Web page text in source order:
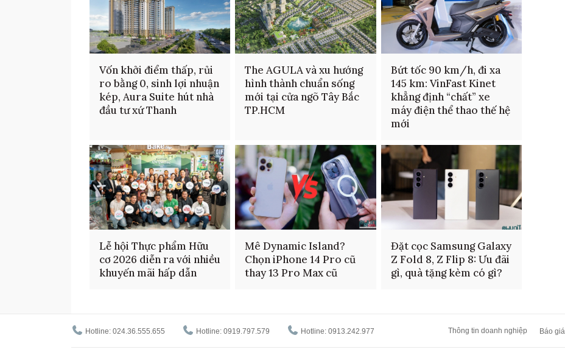
Vốn khởi điểm thấp, rủi
ro bằng 0, sinh lợi nhuận
kép, Aura Suite hút nhà
đầu tư xứ Thanh
The AGULA và xu hướng
hình thành chuẩn sống
mới tại cửa ngõ Tây Bắc
TP.HCM
Bứt tốc 90 km/h, đi xa
145 km: VinFast Kinet
khẳng định “chất” xe
máy điện thể thao thế hệ
mới
Lễ hội Thực phẩm Hữu
cơ 2026 diễn ra với nhiều
khuyến mãi hấp dẫn
Mê Dynamic Island?
Chọn iPhone 14 Pro cũ
thay 13 Pro Max cũ
Đặt cọc Samsung Galaxy
Z Fold 8, Z Flip 8: Ưu đãi
gì, quà tặng kèm có gì?
Hotline: 024.36.555.655 Hotline: 0919.797.579 Hotline: 0913.242.977 Thông tin doanh nghiệp Báo giá